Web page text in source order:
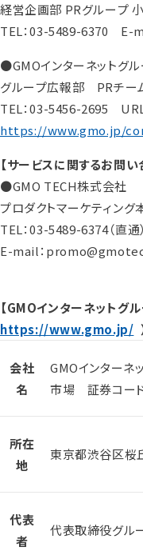
経営企画部 PRグループ
TEL：03-5489-6370 E-
●GMOインターネットグ
グループ広報部 PRチ
TEL：03-5456-2695 URL
https://www.gmo.jp/
【サービスに関するお問い
●GMO TECH株式会社
プロダクトマーケティン
TEL：03-5489-6374（直
E-mail：
【GMOインターネットグ
https://www.gmo.jp/
会社
名
GMOインターネ
市場 証券コード
所在
地
東京都渋谷区桜
代表
者
代表取締役グ